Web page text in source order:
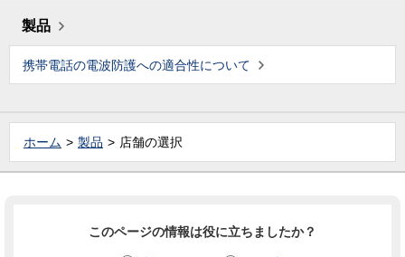
製品
携帯電話の電波防護への適合性について
ホーム 製品 店舗の選択
このページの情報は役に立ちましたか？